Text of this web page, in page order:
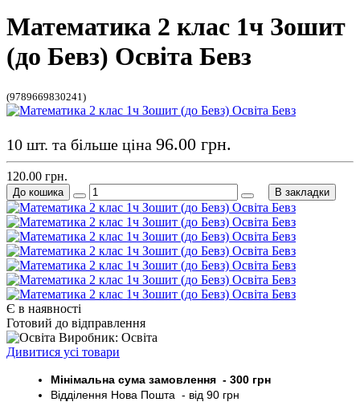
Математика 2 клас 1ч Зошит
(до Бевз) Освіта Бевз
(9789669830241)
Є в наявності
Готовий до відправлення
Виробник: Освіта
Дивитися усі товари
Мінімальна сума замовлення - 300 грн
Відділення Нова Пошта - від 90 грн
10 шт. та більше ціна 96.00 грн.
120.00 грн.
До кошика В закладки